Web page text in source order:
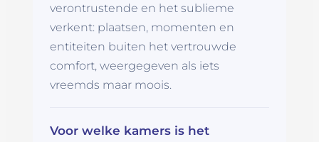
verontrustende en het sublieme
verkent: plaatsen, momenten en
entiteiten buiten het vertrouwde
comfort, weergegeven als iets
vreemds maar moois.
Voor welke kamers is het